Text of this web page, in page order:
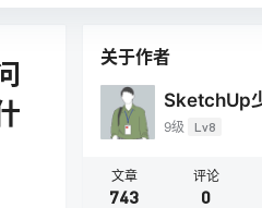
关于作者
SketchUp
9级 Lv8
文章
743
评论
0